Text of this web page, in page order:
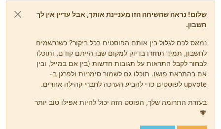
שלום! נראה שהשיחה הזו מעניינת אותך, אבל עדיין אין לך
חשבון.
נמאס לכם לגלול בין אותם הפוסטים בכל ביקור? כשנרשמים
לחשבון, תמיד תחזרו בדיוק למקום שבו הייתם קודם, ותוכלו
לבחור לקבל התראות על תגובות חדשות (בין אם במייל, ובין
אם בהתראת פוש). תוכלו גם לשמור סימניות ולפרגן ב-
upvote לפוסטים כדי להביע הערכה לחברי קהילה אחרים.
בעזרת התרומה שלך, הפוסט הזה יכול להיות אפילו טוב יותר
💗